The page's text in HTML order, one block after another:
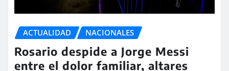
ACTUALIDAD NACIONALES
Rosario despide a Jorge Messi
entre el dolor familiar, altares